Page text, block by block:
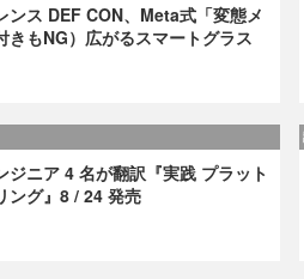
ンス DEF CON、Meta式「変態メ
きもNG）広がるスマートグラス
ジニア 4 名が翻訳『実践 プラット
ング』8 / 24 発売